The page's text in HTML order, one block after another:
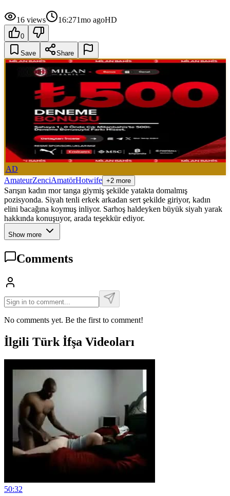
16 views 16:271mo agoHD
0
Save Share
AD
AmateurZenciAmatörHotwife +2 more
Sarışın kadın mor tanga giymiş şekilde yatakta domalmış
pozisyonda. Siyah tenli erkek arkadan sert şekilde giriyor, kadın
elini bacağına koymuş inliyor. Sarhoş haldeyken büyük siyah yarak
hakkında konuşuyor, arada teşekkür ediyor.
Show more
Comments
No comments yet. Be the first to comment!
İlgili Türk İfşa Videoları
50:32